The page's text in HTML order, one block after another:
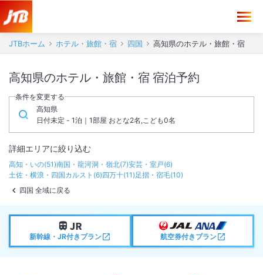
JTBホーム ホテル・旅館・宿 四国 高知県のホテル・旅館・宿
高知県のホテル・旅館・宿 宿泊予約
条件を変更する
高知県
日付未定 - 1泊｜1部屋 おとな2名,こども0名
詳細エリアに絞り込む
高知・いの(51)南国・龍河洞・嶺北(7)安芸・室戸(6)
土佐・横浪・四国カルスト (6)四万十(11)足摺・宿毛(10)
四国 全域に戻る
新幹線・JR付きプラン 航空券付きプラン